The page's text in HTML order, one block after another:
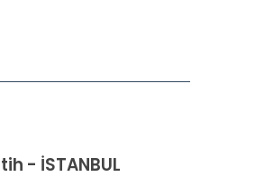
- İSTANBUL